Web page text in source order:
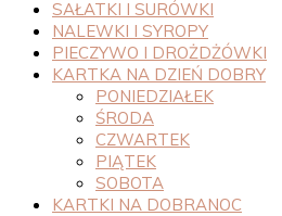
SAŁATKI I SURÓWKI
NALEWKI I SYROPY
PIECZYWO I DROŻDŻÓWKI
KARTKA NA DZIEŃ DOBRY
PONIEDZIAŁEK
ŚRODA
CZWARTEK
PIĄTEK
SOBOTA
KARTKI NA DOBRANOC